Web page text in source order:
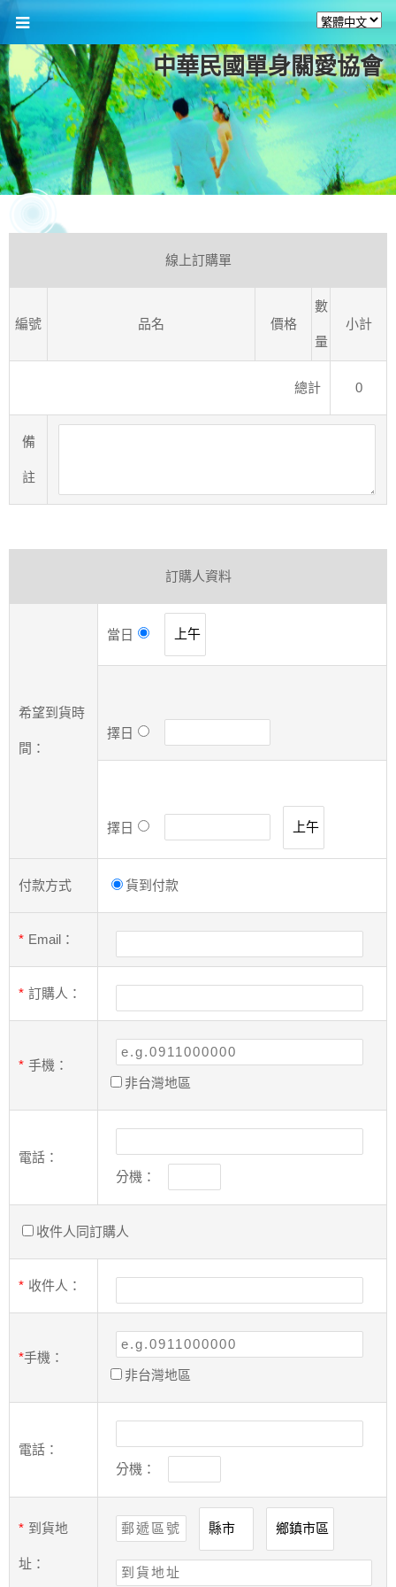
中華民國單身關愛協會
線上訂購單
編號 品名 價格
數
量
小計
總計 0
備
註
訂購人資料
希望到貨時
間：
當日
擇日
擇日
付款方式 貨到付款
* Email：
* 訂購人：
* 手機：
非台灣地區
電話：
分機：
收件人同訂購人
* 收件人：
*手機：
非台灣地區
電話：
分機：
* 到貨地
址：